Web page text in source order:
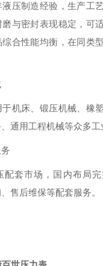
压制造经验，生产工
与密封表现稳定，可
合性能均衡，在同类
机床、锻压机械、橡
通用工程机械等众多工
配套市场，国内布局
售后维保等配套服务。